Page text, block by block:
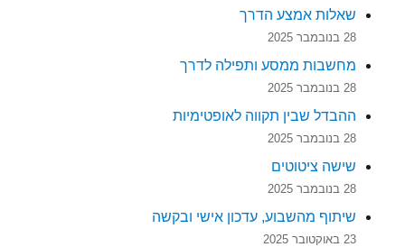
שאלות אמצע הדרך
28 בנובמבר 2025
מחשבות ממסע ותפילה לדרך
28 בנובמבר 2025
ההבדל שבין תקווה לאופטימיות
28 בנובמבר 2025
שישה ציטוטים
28 בנובמבר 2025
שיתוף מהשבוע, עדכון אישי ובקשה
23 באוקטובר 2025